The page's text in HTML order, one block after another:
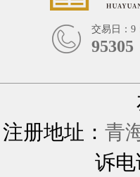
交易日：9
95305
注册地址： 青
诉电